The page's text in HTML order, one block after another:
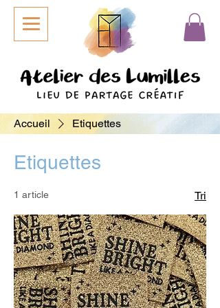
Accueil Etiquettes
Etiquettes
1 article Tri